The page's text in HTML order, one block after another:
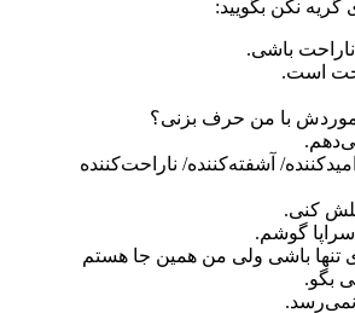
گریه نکن بگویید:
باشی.
است.
با من حرف بزنی؟
آشفته‌کننده/ ناراحت‌کننده
کنی.
گوشم.
تنها باشی ولی من همین جا هستم
بگو.
نمی‌رسد.